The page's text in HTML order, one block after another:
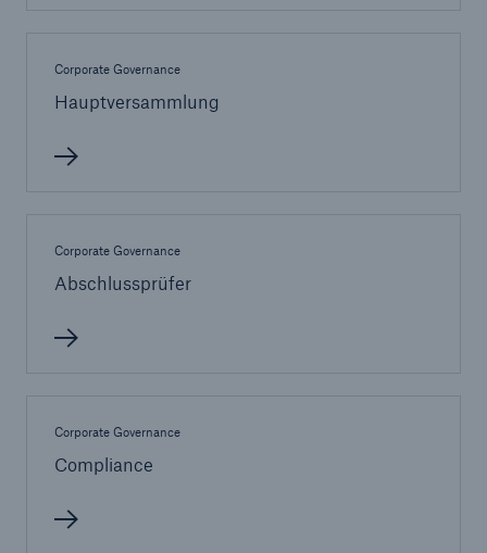
Corporate Governance
Hauptversammlung
Corporate Governance
Abschlussprüfer
Corporate Governance
Compliance
71.8%